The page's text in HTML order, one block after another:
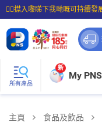
☝🏼㩒入嚟睇下我哋嘅可持續發
⭐購物滿$399即享免費送貨；
所有產品
新
My PNS
主頁 食品及飲品